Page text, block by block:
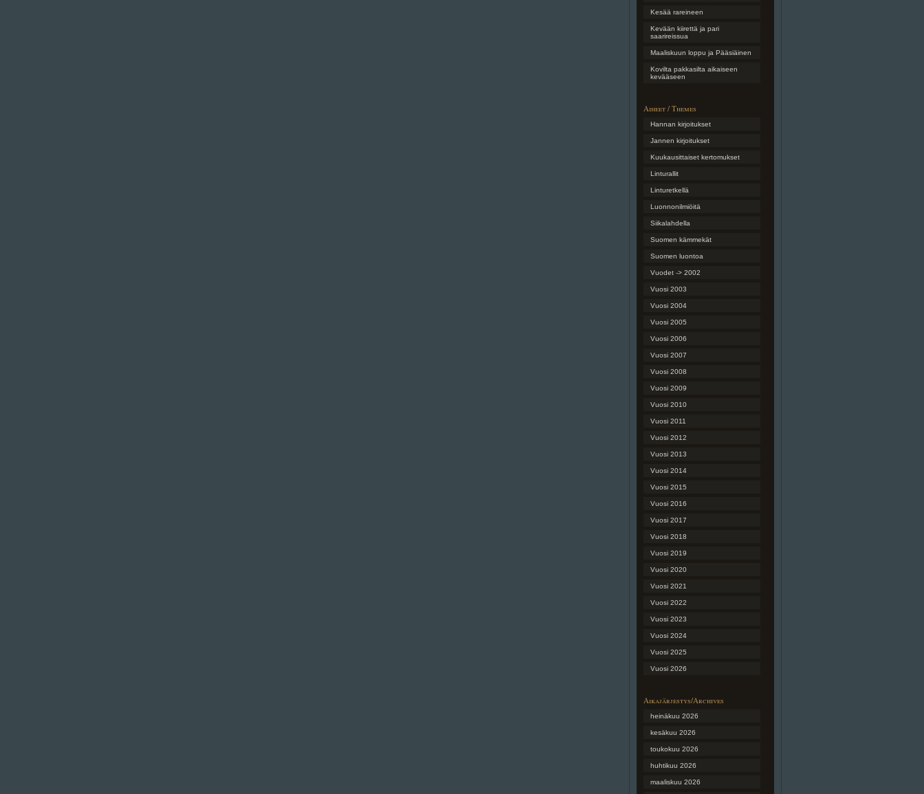
Kesää rareineen
Kevään kiirettä ja pari
saarireissua
Maaliskuun loppu ja Pääsiäinen
Kovilta pakkasilta aikaiseen
kevääseen
Aiheet / Themes
Hannan kirjoitukset
Jannen kirjoitukset
Kuukausittaiset kertomukset
Linturallit
Linturetkellä
Luonnonilmiöitä
Siikalahdella
Suomen kämmekät
Suomen luontoa
Vuodet -> 2002
Vuosi 2003
Vuosi 2004
Vuosi 2005
Vuosi 2006
Vuosi 2007
Vuosi 2008
Vuosi 2009
Vuosi 2010
Vuosi 2011
Vuosi 2012
Vuosi 2013
Vuosi 2014
Vuosi 2015
Vuosi 2016
Vuosi 2017
Vuosi 2018
Vuosi 2019
Vuosi 2020
Vuosi 2021
Vuosi 2022
Vuosi 2023
Vuosi 2024
Vuosi 2025
Vuosi 2026
Aikajärjestys/Archives
heinäkuu 2026
kesäkuu 2026
toukokuu 2026
huhtikuu 2026
maaliskuu 2026